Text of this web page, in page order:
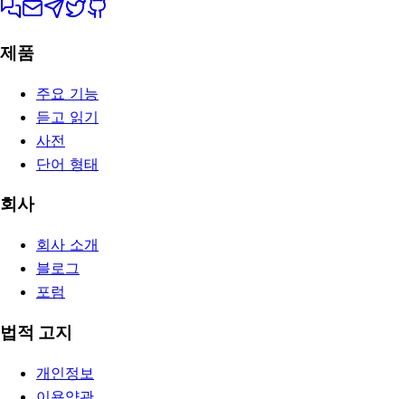
제품
주요 기능
듣고 읽기
사전
단어 형태
회사
회사 소개
블로그
포럼
법적 고지
개인정보